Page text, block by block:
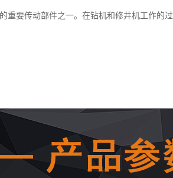
重要传动部件之一。在钻机和修井机工作的